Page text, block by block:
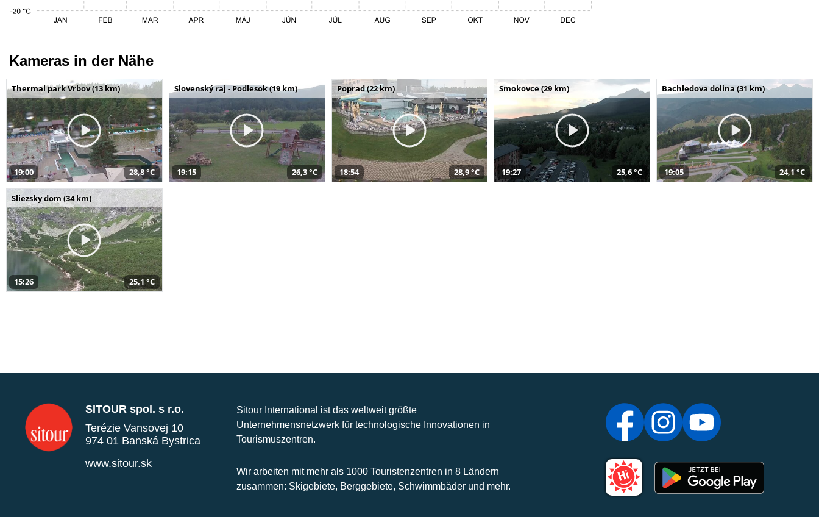
Kameras in der Nähe
Thermal park Vrbov (13 km)
19:00 28,8 °C
Slovenský raj - Podlesok (19 km)
19:15 26,3 °C
Poprad (22 km)
18:54 28,9 °C
Smokovce (29 km)
19:27 25,6 °C
Bachledova dolina (31 km)
19:05 24,1 °C
Sliezsky dom (34 km)
15:26 25,1 °C
SITOUR spol. s r.o.
Terézie Vansovej 10
974 01 Banská Bystrica
www.sitour.sk
Sitour International ist das weltweit größte
Unternehmensnetzwerk für technologische Innovationen in
Tourismuszentren.
Wir arbeiten mit mehr als 1000 Touristenzentren in 8 Ländern
zusammen: Skigebiete, Berggebiete, Schwimmbäder und mehr.